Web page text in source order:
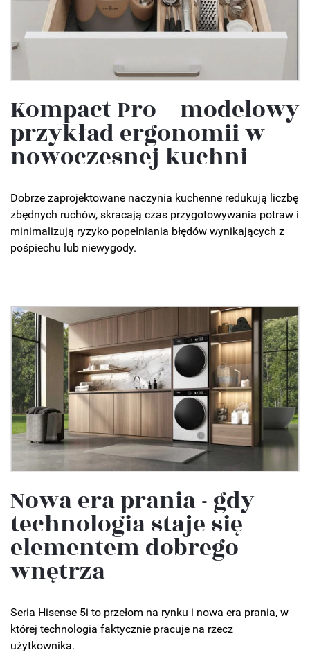
Kompact Pro – modelowy
przykład ergonomii w
nowoczesnej kuchni
Dobrze zaprojektowane naczynia kuchenne redukują liczbę
zbędnych ruchów, skracają czas przygotowywania potraw i
minimalizują ryzyko popełniania błędów wynikających z
pośpiechu lub niewygody.
Nowa era prania - gdy
technologia staje się
elementem dobrego
wnętrza
Seria Hisense 5i to przełom na rynku i nowa era prania, w
której technologia faktycznie pracuje na rzecz
użytkownika.